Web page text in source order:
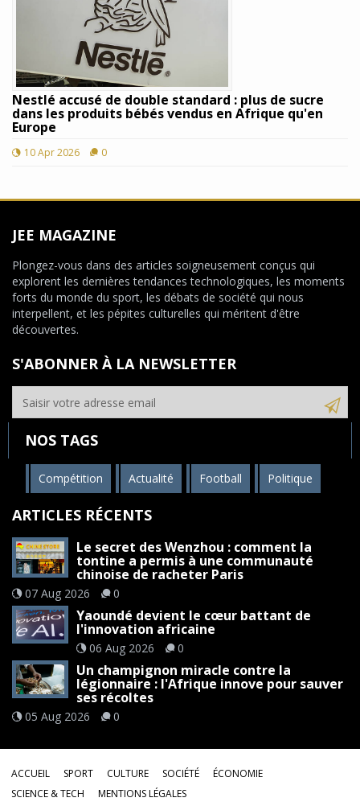
Nestlé accusé de double standard : plus de sucre
dans les produits bébés vendus en Afrique qu'en
Europe
10 Apr 2026 0
JEE MAGAZINE
Plongez-vous dans des articles soigneusement conçus qui
explorent les dernières tendances technologiques, les moments
forts du monde du sport, les débats de société qui nous
interpellent, et les pépites culturelles qui méritent d'être
découvertes.
S'ABONNER À LA NEWSLETTER
NOS TAGS
Compétition Actualité Football Politique
ARTICLES RÉCENTS
Le secret des Wenzhou : comment la
tontine a permis à une communauté
chinoise de racheter Paris
07 Aug 2026 0
Yaoundé devient le cœur battant de
l'innovation africaine
06 Aug 2026 0
Un champignon miracle contre la
légionnaire : l'Afrique innove pour sauver
ses récoltes
05 Aug 2026 0
ACCUEIL SPORT CULTURE SOCIÉTÉ
ÉCONOMIE
SCIENCE & TECH
MENTIONS LÉGALES